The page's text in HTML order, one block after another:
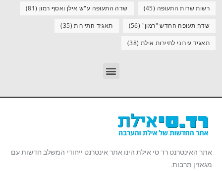
רשות שדות התעופה (45) שדה התעופה ע"ש אילן ואסף רמון (81)
שדה תעופה החדש "רמון" (56) תאגיד התיירות(35)
תאגיד עירוני לתיירות אילת (38)
אתר האינטרנט רד סי אילת הינו אתר אינטרנט ייחודי המשלב חדשות עם
מגאזין תרבות.